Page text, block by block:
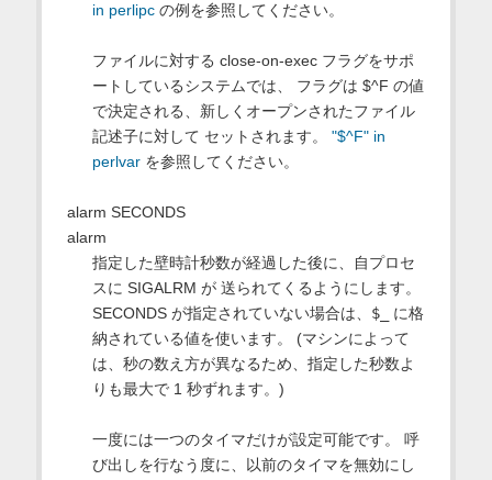
in perlipcの例を参照してください。
ファイルに対する close-on-exec フラグをサポ
ートしているシステムでは、 フラグは $^F の値
で決定される、新しくオープンされたファイル
記述子に対して セットされます。 "$^F" in
perlvarを参照してください。
alarm SECONDS
alarm
指定した壁時計秒数が経過した後に、自プロセ
スに SIGALRM が 送られてくるようにします。
SECONDS が指定されていない場合は、 $_
に格
納されている値を使います。 (マシンによって
は、秒の数え方が異なるため、指定した秒数よ
りも最大で 1 秒ずれます。)
一度には一つのタイマだけが設定可能です。 呼
び出しを行なう度に、以前のタイマを無効にし